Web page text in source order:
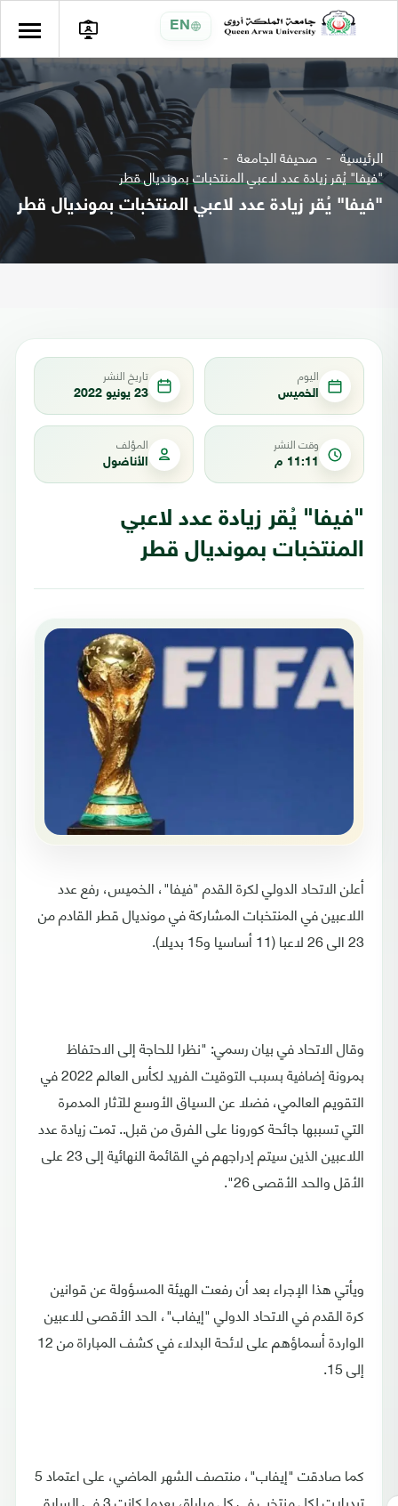
EN
الرئيسية صحيفة الجامعة
"فيفا" يُقر زيادة عدد لاعبي المنتخبات بمونديال قطر
"فيفا" يُقر زيادة عدد لاعبي المنتخبات بمونديال قطر
اليوم
الخميس
تاريخ النشر
23 يونيو 2022
وقت النشر
11:11 م
المؤلف
الأناضول
"فيفا" يُقر زيادة عدد لاعبي
المنتخبات بمونديال قطر
أعلن الاتحاد الدولي لكرة القدم "فيفا"، الخميس، رفع عدد
اللاعبين في المنتخبات المشاركة في مونديال قطر القادم من
23 الى 26 لاعبا (11 أساسيا و15 بديلا).
وقال الاتحاد في بيان رسمي: "نظرا للحاجة إلى الاحتفاظ
بمرونة إضافية بسبب التوقيت الفريد لكأس العالم 2022 في
التقويم العالمي، فضلا عن السياق الأوسع للآثار المدمرة
التي تسببها جائحة كورونا على الفرق من قبل.. تمت زيادة عدد
اللاعبين الذين سيتم إدراجهم في القائمة النهائية إلى 23 على
الأقل والحد الأقصى 26".
ويأتي هذا الإجراء بعد أن رفعت الهيئة المسؤولة عن قوانين
كرة القدم في الاتحاد الدولي "إيفاب"، الحد الأقصى للاعبين
الواردة أسماؤهم على لائحة البدلاء في كشف المباراة من 12
إلى 15.
كما صادقت "إيفاب"، منتصف الشهر الماضي، على اعتماد 5